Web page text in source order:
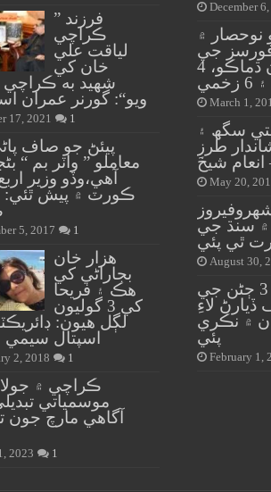
” فرزند
ڪراچي
لياقت علي
خان کي
شهيد به
ويو“: گورنر عمران
17, 2021 1
پيئڻ جو صاف
معاملو ” واٽر بم “
آهي،وڏو وزير
ڪورٽ ۾ پيش ٿئي:
5, 2017 1
هزار خان
بجاراڻي کي
هڪ ۽ فريحا
کي 3 گوليون
لڳل هيون:
اسپتال سيمي
2, 2018 1
موسمياتي
آگاهي مارچ جون
2023 1
December
نوحصار ۾
جي
ڪئمپ ڀرسان ڌماڪو، 4
March 1,
سگھ ۽
طرزِ
شيخ
May 20,
۾ سنڌ جي
ٿي پئي
August 30,
ميهڙ ۾ شهيد ٿيل 3 ڄڻن جي
لاءِ
۾ نڪري
پئي
February 1,